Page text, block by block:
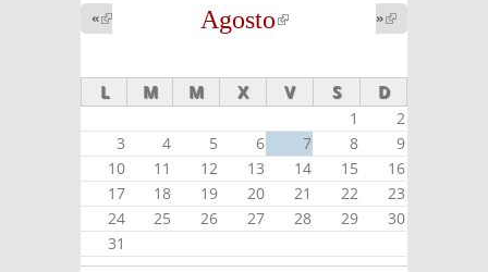
Agosto
(link is
«
external)
»
external)
L M M X V S D
1
2
3
4 5 6 7 8
9
10
11 12 13 14 15
16
17
18 19 20 21 22
23
24
25 26 27 28 29
30
31